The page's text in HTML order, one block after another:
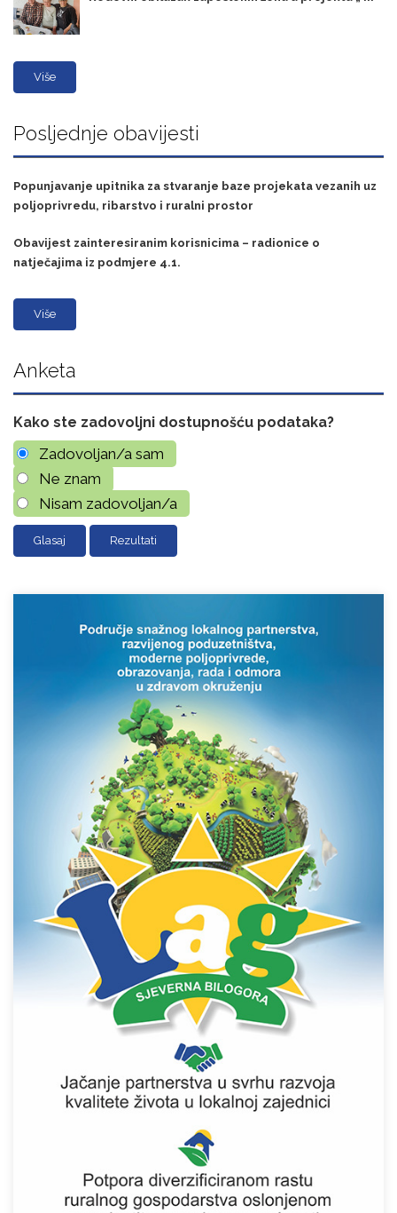
Više
Posljednje obavijesti
Popunjavanje upitnika za stvaranje baze projekata vezanih uz
poljoprivredu, ribarstvo i ruralni prostor
Obavijest zainteresiranim korisnicima – radionice o
natječajima iz podmjere 4.1.
Više
Anketa
Kako ste zadovoljni dostupnošću podataka?
Zadovoljan/a sam
Ne znam
Nisam zadovoljan/a
Rezultati